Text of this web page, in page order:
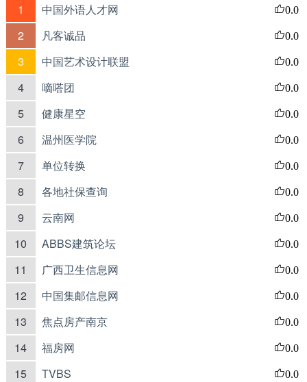
1 中国外语人才网 0.0
2 凡客诚品 0.0
3 中国艺术设计联盟 0.0
4 嘀嗒团 0.0
5 健康星空 0.0
6 温州医学院 0.0
7 单位转换 0.0
8 各地社保查询 0.0
9 云南网 0.0
10 ABBS建筑论坛 0.0
11 广西卫生信息网 0.0
12 中国集邮信息网 0.0
13 焦点房产南京 0.0
14 福房网 0.0
15 TVBS 0.0